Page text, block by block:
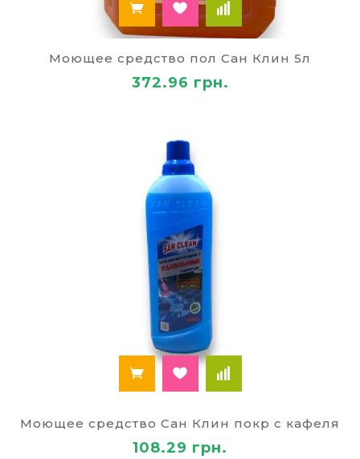
Моющее средство пол Сан Клин 5л
372.96 грн.
Моющее средство Сан Клин покр с кафеля
108.29 грн.